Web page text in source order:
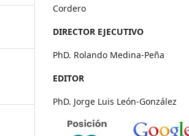
Cordero
DIRECTOR EJECUTIVO
PhD. Rolando Medina-Peña
EDITOR
PhD. Jorge Luis León-González